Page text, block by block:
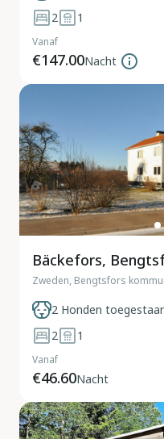
2
1
Vanaf
€147.00Nacht
Bäckefors,
Zweden, Bengtsfors
2 Honden
2
1
Vanaf
€46.60Nacht